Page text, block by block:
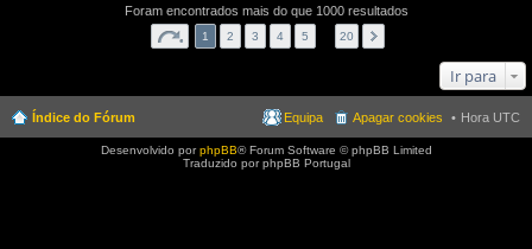
Foram encontrados mais do que 1000 resultados
1 2 3 4 5 20
Ir para
Índice do Fórum Hora UTC
Apagar cookies
Equipa
Desenvolvido porphpBB® Forum Software © phpBB Limited
Traduzido por phpBB Portugal